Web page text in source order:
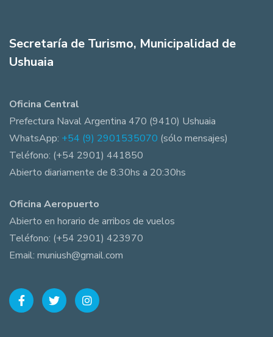
Secretaría de Turismo, Municipalidad de
Ushuaia
Oficina Central
Prefectura Naval Argentina 470 (9410) Ushuaia
WhatsApp: +54 (9) 2901535070 (sólo mensajes)
Teléfono: (+54 2901) 441850
Abierto diariamente de 8:30hs a 20:30hs
Oficina Aeropuerto
Abierto en horario de arribos de vuelos
Teléfono: (+54 2901) 423970
Email: muniush@gmail.com